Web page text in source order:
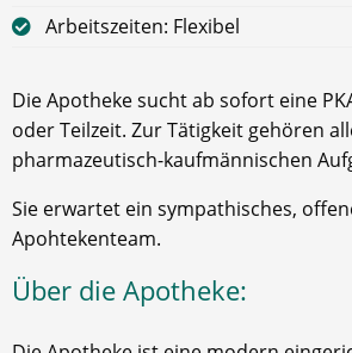
Arbeitszeiten: Flexibel
Die Apotheke sucht ab sofort eine
oder Teilzeit. Zur Tätigkeit gehören
pharmazeutisch-kaufmännischen
Sie erwartet ein sympathisches,
Apohtekenteam.
Über die Apotheke: